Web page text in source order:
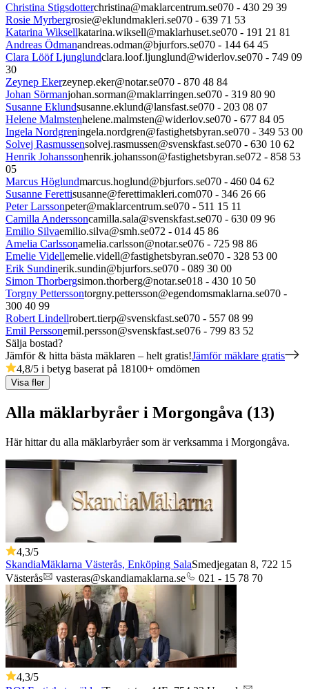
Christina Stigsdotterchristina@maklarcentrum.se070 - 430 29 39
Rosie Myrbergrosie@eklundmakleri.se070 - 639 71 53
Katarina Wiksellkatarina.wiksell@maklarhuset.se070 - 191 21 81
Andreas Ödmanandreas.odman@bjurfors.se070 - 144 64 45
Clara Lööf Ljunglundclara.loof.ljunglund@widerlov.se070 - 749 09
30
Zeynep Ekerzeynep.eker@notar.se070 - 870 48 84
Johan Sörmanjohan.sorman@maklarringen.se070 - 319 80 90
Susanne Eklundsusanne.eklund@lansfast.se070 - 203 08 07
Helene Malmstenhelene.malmsten@widerlov.se070 - 677 84 05
Ingela Nordgreningela.nordgren@fastighetsbyran.se070 - 349 53 00
Solvej Rasmussensolvej.rasmussen@svenskfast.se070 - 630 10 62
Henrik Johanssonhenrik.johansson@fastighetsbyran.se072 - 858 53
05
Marcus Höglundmarcus.hoglund@bjurfors.se070 - 460 04 62
Susanne Ferettisusanne@ferettimakleri.com070 - 346 26 66
Peter Larssonpeter@maklarcentrum.se070 - 511 15 11
Camilla Anderssoncamilla.sala@svenskfast.se070 - 630 09 96
Emilio Silvaemilio.silva@smh.se072 - 014 45 86
Amelia Carlssonamelia.carlsson@notar.se076 - 725 98 86
Emelie Videllemelie.videll@fastighetsbyran.se070 - 328 53 00
Erik Sundinerik.sundin@bjurfors.se070 - 089 30 00
Simon Thorbergsimon.thorberg@notar.se018 - 430 10 50
Torgny Petterssontorgny.pettersson@egendomsmaklarna.se070 -
300 40 99
Robert Lindellrobert.tierp@svenskfast.se070 - 557 08 99
Emil Perssonemil.persson@svenskfast.se076 - 799 83 52
Sälja bostad?
Jämför & hitta bästa mäklaren – helt gratis!Jämför mäklare gratis
4,8/5 i betyg baserat på 18100+ omdömen
Visa fler
Alla mäklarbyråer i Morgongåva (13)
Här hittar du alla mäklarbyråer som är verksamma i Morgongåva.
4,3/5
SkandiaMäklarna Västerås, Enköping SalaSmedjegatan 8, 722 15
Västerås
vasteras@skandiamaklarna.se 021 - 15 78 70
4,3/5